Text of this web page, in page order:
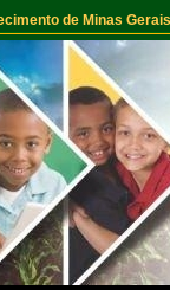
de Minas